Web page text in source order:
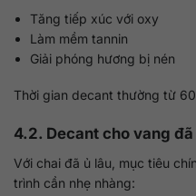
Tăng tiếp xúc với oxy
Làm mềm tannin
Giải phóng hương bị nén
Thời gian decant thường từ
4.2. Decant cho vang
Với chai đã ủ lâu, mục tiêu
trình cần nhẹ nhàng: